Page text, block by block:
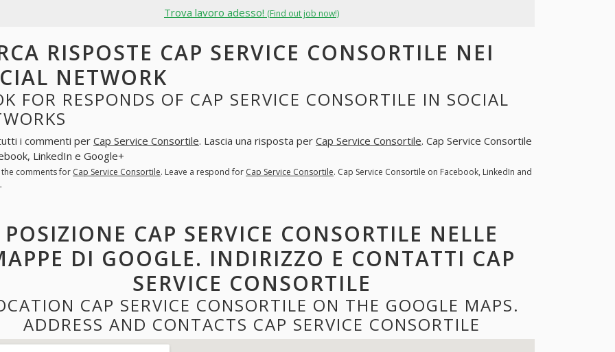
Trova lavoro adesso! (Find out job now!)
RISPOSTE CAP SERVICE CONSORTILE NEI
NETWORK
FOR RESPONDS OF CAP SERVICE CONSORTILE IN SOCIAL
i commenti per Cap Service Consortile. Lascia una risposta per Cap Service Consortile. Cap Service Consortile
LinkedIn e Google+
the comments for Cap Service Consortile. Leave a respond for Cap Service Consortile. Cap Service Consortile on Facebook, LinkedIn and
POSIZIONE CAP SERVICE CONSORTILE NELLE
DI GOOGLE. INDIRIZZO E CONTATTI CAP
SERVICE CONSORTILE
CAP SERVICE CONSORTILE ON THE GOOGLE MAPS.
ADDRESS AND CONTACTS CAP SERVICE CONSORTILE